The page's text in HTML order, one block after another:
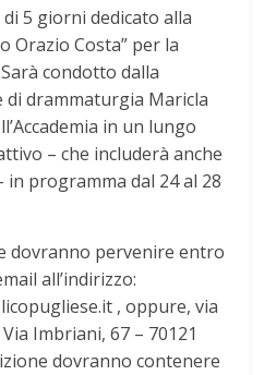
5 giorni dedicato alla
Orazio Costa” per la
condotto dalla
drammaturgia Maricla
in un lungo
– che includerà anche
programma dal 24 al 28
dovranno pervenire entro
all’indirizzo:
, oppure, via
Imbriani, 67 – 70121
dovranno contenere